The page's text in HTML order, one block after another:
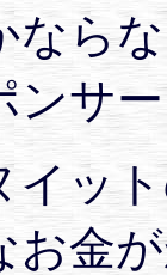
なら
ンサ
ット
お金